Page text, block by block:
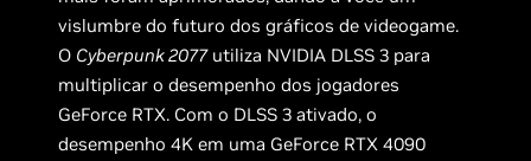
vislumbre do futuro dos gráficos de videogame.
O Cyberpunk 2077utiliza NVIDIA DLSS 3 para
multiplicar o desempenho dos jogadores
GeForce RTX. Com o DLSS 3 ativado, o
desempenho 4K em uma GeForce RTX 4090